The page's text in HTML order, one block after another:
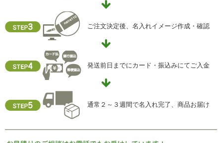
i) 個人情報保護方針
当社ホームページの個人情報保護方針をご覧下さい
住所 ：大阪市中央区瓦屋町2-13-5
TEL ： 06-6763-5415
FAX ： 06-6763-0829
ご注文決定後、名入れイメージ作成・確認
発送前日までにカード・振込みにてご入金
通常２～３週間で名入れ完了、商品お届け